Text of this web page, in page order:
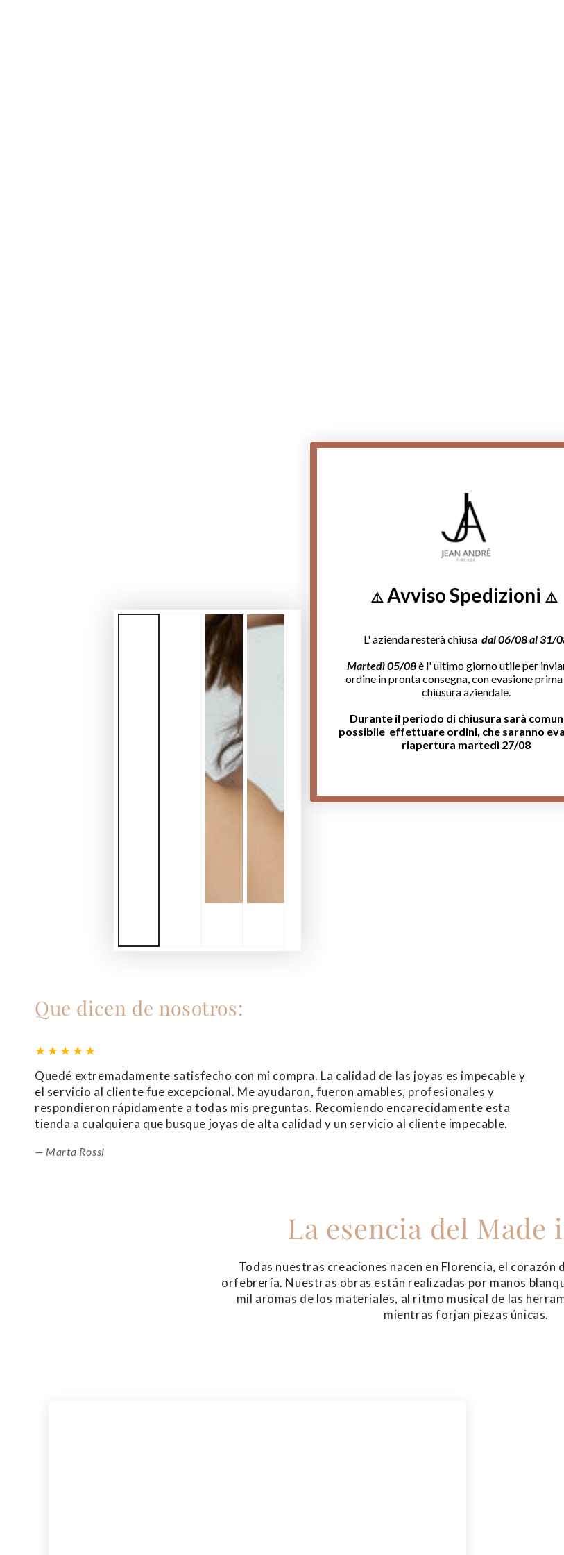
Que dicen de nosotros:
Quedé extremadamente satisfecho con mi compra. La calidad de las joyas es impecable y
el servicio al cliente fue excepcional. Me ayudaron, fueron amables, profesionales y
respondieron rápidamente a todas mis preguntas. Recomiendo encarecidamente esta
tienda a cualquiera que busque joyas de alta calidad y un servicio al cliente impecable.
Marta Rossi
La esencia del Made
Todas nuestras creaciones nacen en Florencia, el corazón
orfebrería. Nuestras obras están realizadas por manos
mil aromas de los materiales, al ritmo musical de las
mientras forjan piezas únicas.
⚠️ Avviso Spedizioni ⚠️
L' azienda resterà chiusa dal 06/08 al 31/
Martedì 05/08è l' ultimo giorno utile per
ordine in pronta consegna, con evasione
chiusura aziendale.
Durante il periodo di chiusura sarà
possibile effettuare ordini, che saranno
riapertura martedì 27/08